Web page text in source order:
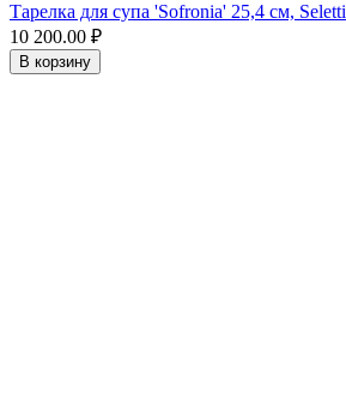
Тарелка для супа 'Sofronia' 25,4 см, Seletti
10 200.00 ₽
В корзину